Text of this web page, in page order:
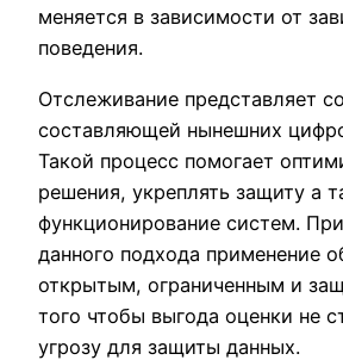
меняется в зависимости от
поведения.
Отслеживание представляет
составляющей нынешних
Такой процесс помогает
решения, укреплять защиту а
функционирование систем.
данного подхода применение
открытым, ограниченным и
того чтобы выгода оценки не
угрозу для защиты данных.